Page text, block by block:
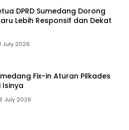
DPRD Sumedang Dorong
Lebih Responsif dan Dekat
July 2026
Fix-in Aturan Pilkades
Isinya
July 2026